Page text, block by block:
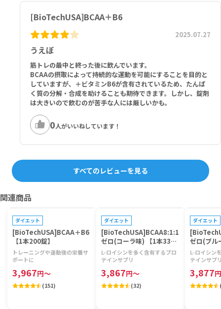
[BioTechUSA]BCAA＋B6
うえぼ
2025.07.27
筋トレの最中と終った後に飲んでいます。
BCAAの摂取によって持続的な運動を可能にすることを目的と
していますが、＋ビタミンB6が含有されているため、たんぱ
く質の分解・合成を助けることも期待できます。しかし、錠剤
は大きいので飲むのが苦手な人には厳しいかも。
0人がいいねしています！
すべてのレビューを見る
関連商品
プレゼントキャンペーン対象
ダイエット
[BioTechUSA]BCAA＋B6
【1本200錠】
トレーニングや運動後の栄養サ
ポートに
3,967円～
(151)
ダイエット
[BioTechUSA]BCAA8:1:1
ゼロ(コーラ味) 【1本33回
分】
L-ロイシンを多く含有するプロ
テインサプリ
3,867円～
(32)
ダイエット
ゼロ(ブル
【1本33
L-ロイシン
テインサプ
3,877円